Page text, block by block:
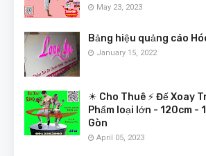
May 23, 2023
Bảng hiệu quảng cáo
January 15, 2022
☀ Cho Thuê ⚡ Đế Xoay
Phẩm loại lớn - 120cm -
Gòn
April 05, 2023